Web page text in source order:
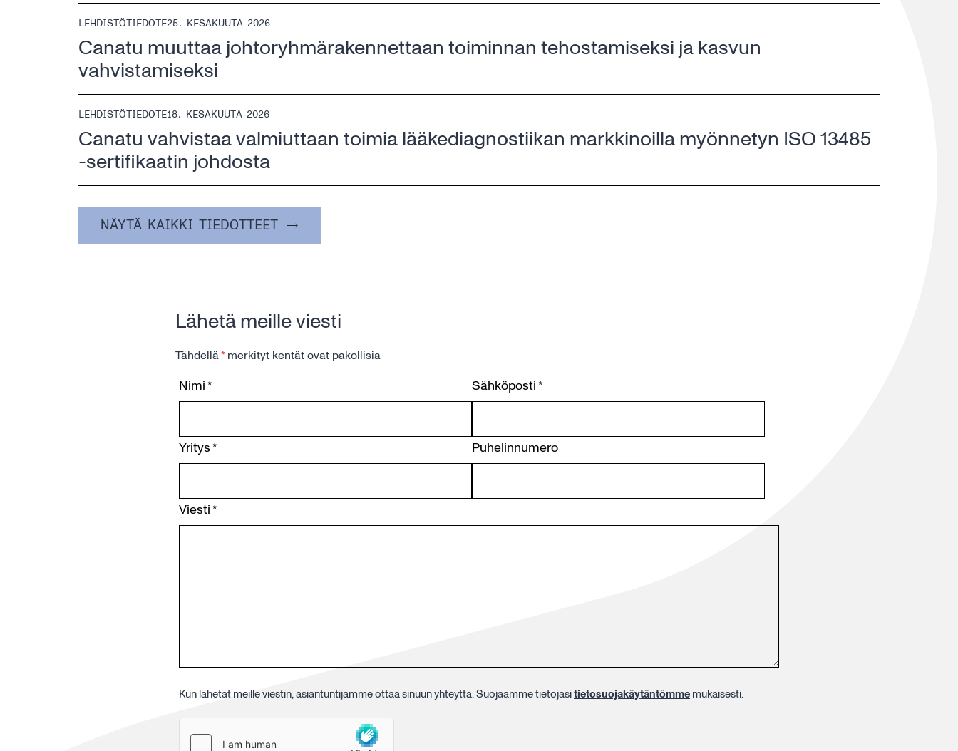
LEHDISTÖTIEDOTE25. KESÄKUUTA 2026
Canatu muuttaa johtoryhmärakennettaan toiminnan tehostamiseksi ja kasvun
vahvistamiseksi
LEHDISTÖTIEDOTE18. KESÄKUUTA 2026
Canatu vahvistaa valmiuttaan toimia lääkediagnostiikan markkinoilla myönnetyn ISO 13485
-sertifikaatin johdosta
NÄYTÄ KAIKKI TIEDOTTEET
Lähetä meille viesti
Tähdellä* merkityt kentät ovat pakollisia
Nimi* Sähköposti*
Yritys* Puhelinnumero
Viesti*
Kun lähetät meille viestin, asiantuntijamme ottaa sinuun yhteyttä. Suojaamme tietojasitietosuojakäytäntömmemukaisesti.